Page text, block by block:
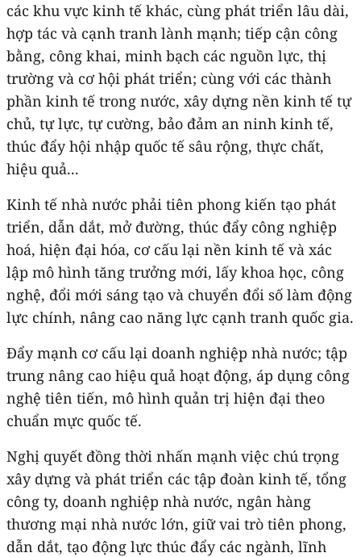
các khu vực kinh tế khác, cùng phát triển lâu dài,
hợp tác và cạnh tranh lành mạnh; tiếp cận công
bằng, công khai, minh bạch các nguồn lực, thị
trường và cơ hội phát triển; cùng với các thành
phần kinh tế trong nước, xây dựng nền kinh tế tự
chủ, tự lực, tự cường, bảo đảm an ninh kinh tế,
thúc đẩy hội nhập quốc tế sâu rộng, thực chất,
hiệu quả...
Kinh tế nhà nước phải tiên phong kiến tạo phát
triển, dẫn dắt, mở đường, thúc đẩy công nghiệp
hoá, hiện đại hóa, cơ cấu lại nền kinh tế và xác
lập mô hình tăng trưởng mới, lấy khoa học, công
nghệ, đổi mới sáng tạo và chuyển đổi số làm động
lực chính, nâng cao năng lực cạnh tranh quốc gia.
Đẩy mạnh cơ cấu lại doanh nghiệp nhà nước; tập
trung nâng cao hiệu quả hoạt động, áp dụng công
nghệ tiên tiến, mô hình quản trị hiện đại theo
chuẩn mực quốc tế.
Nghị quyết đồng thời nhấn mạnh việc chú trọng
xây dựng và phát triển các tập đoàn kinh tế, tổng
công ty, doanh nghiệp nhà nước, ngân hàng
thương mại nhà nước lớn, giữ vai trò tiên phong,
dẫn dắt, tạo động lực thúc đẩy các ngành, lĩnh